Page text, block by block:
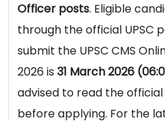
Officer posts. Eligible
through the official UPSC
submit the UPSC CMS
2026 is 31 March 2026
advised to read the
before applying. For the